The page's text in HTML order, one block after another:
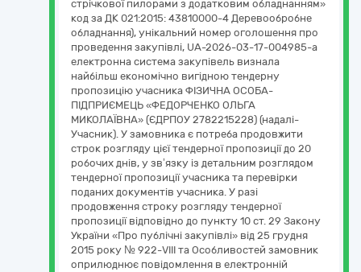
стрічкової пилорами з додатковим обладнанням»
код за ДК 021:2015: 43810000-4 Деревообробне
обладнання), унікальний номер оголошення про
проведення закупівлі, UA-2026-03-17-004985-a
електронна система закупівель визнала
найбільш економічно вигідною тендерну
пропозицію учасника ФІЗИЧНА ОСОБА-
ПІДПРИЄМЕЦЬ «ФЕДОРЧЕНКО ОЛЬГА
МИКОЛАЇВНА» (ЄДРПОУ 2782215228) (надалі-
Учасник). У замовника є потреба продовжити
строк розгляду цієї тендерної пропозиції до 20
робочих днів, у зв’язку із детальним розглядом
тендерної пропозиції учасника та перевірки
поданих документів учасника. У разі
продовження строку розгляду тендерної
пропозиції відповідно до пункту 10 ст. 29 Закону
України «Про публічні закупівлі» від 25 грудня
2015 року № 922-VIII та Особливостей замовник
оприлюднює повідомлення в електронній